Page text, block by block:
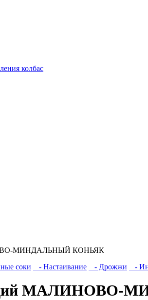
колбас
МИНДАЛЬНЫЙ КОНЬЯК
соки - Настаивание - Дрожжи -